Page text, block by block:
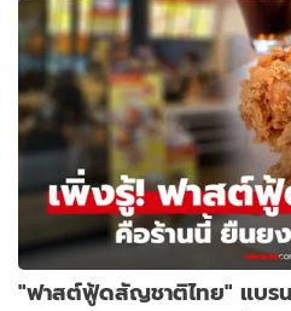
"ฟาสต์ฟู้ดสัญชาติไทย" แบร